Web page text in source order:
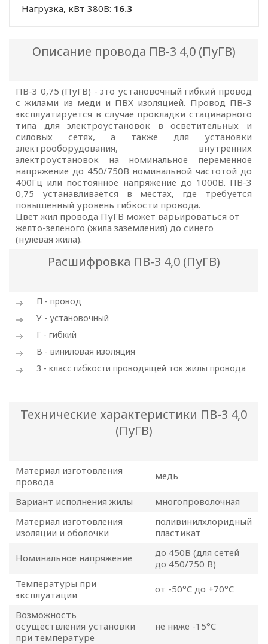
Нагрузка, кВт 380В: 16.3
Описание провода ПВ-3 4,0 (ПуГВ)
ПВ-3 0,75 (ПуГВ) - это установочный гибкий провод
с жилами из меди и ПВХ изоляцией. Провод ПВ-3
эксплуатируется в случае прокладки стацинарного
типа для электроустановок в осветительных и
силовых сетях, а также для установки
электрооборудования, внутренних
электроустановок на номинальное переменное
напряжение до 450/750В номинальной частотой до
400Гц или постоянное напряжение до 1000В. ПВ-3
0,75 устанавливается в местах, где требуется
повышенный уровень гибкости провода.
Цвет жил провода ПуГВ может варьироваться от
желто-зеленого (жила заземления) до синего
(нулевая жила).
Расшифровка ПВ-3 4,0 (ПуГВ)
П - провод
У - установочный
Г - гибкий
В - виниловая изоляция
3 - класс гибкости проводящей ток жилы провода
Технические характеристики ПВ-3 4,0
(ПуГВ)
Материал изготовления
провода
медь
Вариант исполнения жилы
многопроволочная
Материал изготовления
изоляции и оболочки
поливинилхлоридный
пластикат
Номинальное напряжение
до 450В (для сетей
до 450/750 В)
Температуры при
эксплуатации
от -50°C до +70°C
Возможность
осуществления установки
при температуре
не ниже -15°C
ПОЛИТИКА
В
отношении
обработки
персональных
данных
Общество с ограниченной
ответственностью
«ОПТИКЭНЕРГОКАБЕЛЬ»
УТВЕРЖДАЮ
Директор ООО
«ОПТИКЭНЕРГОКАБЕЛЬ»
В.А. Прокопчук _________​